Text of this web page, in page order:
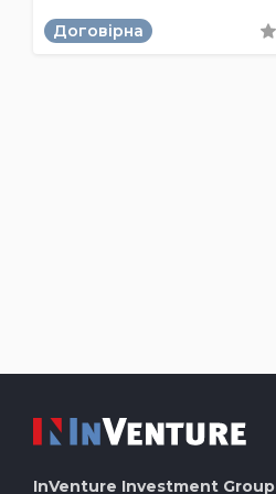
Договірна
InVenture Investment Group